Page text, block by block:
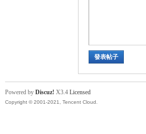
發表帖子
Powered by Discuz! X3.4 Licensed
Copyright © 2001-2021, Tencent Cloud.